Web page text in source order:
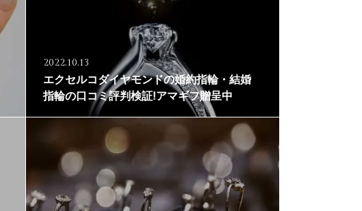
2022.10.13
エクセルコダイヤモンドの婚約指輪・結婚
指輪の口コミ評判検証!アマギフ贈呈中